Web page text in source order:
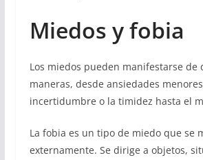
Miedos y fobia
Los miedos pueden manifestarse de
maneras, desde ansiedades
incertidumbre o la timidez hasta el
La fobia es un tipo de miedo que se
externamente. Se dirige a objetos,